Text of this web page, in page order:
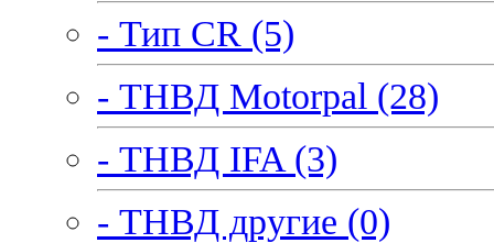
- Тип CR (5)
- ТНВД Motorpal (28)
- ТНВД IFA (3)
- ТНВД другие (0)